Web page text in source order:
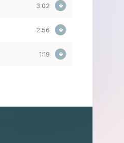
3:02
2:56
1:19